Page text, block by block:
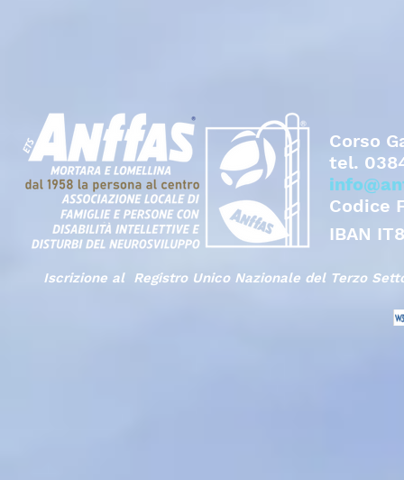
Corso
tel.
Codice
IBAN
Iscrizione al Registro Unico Nazionale del Terzo